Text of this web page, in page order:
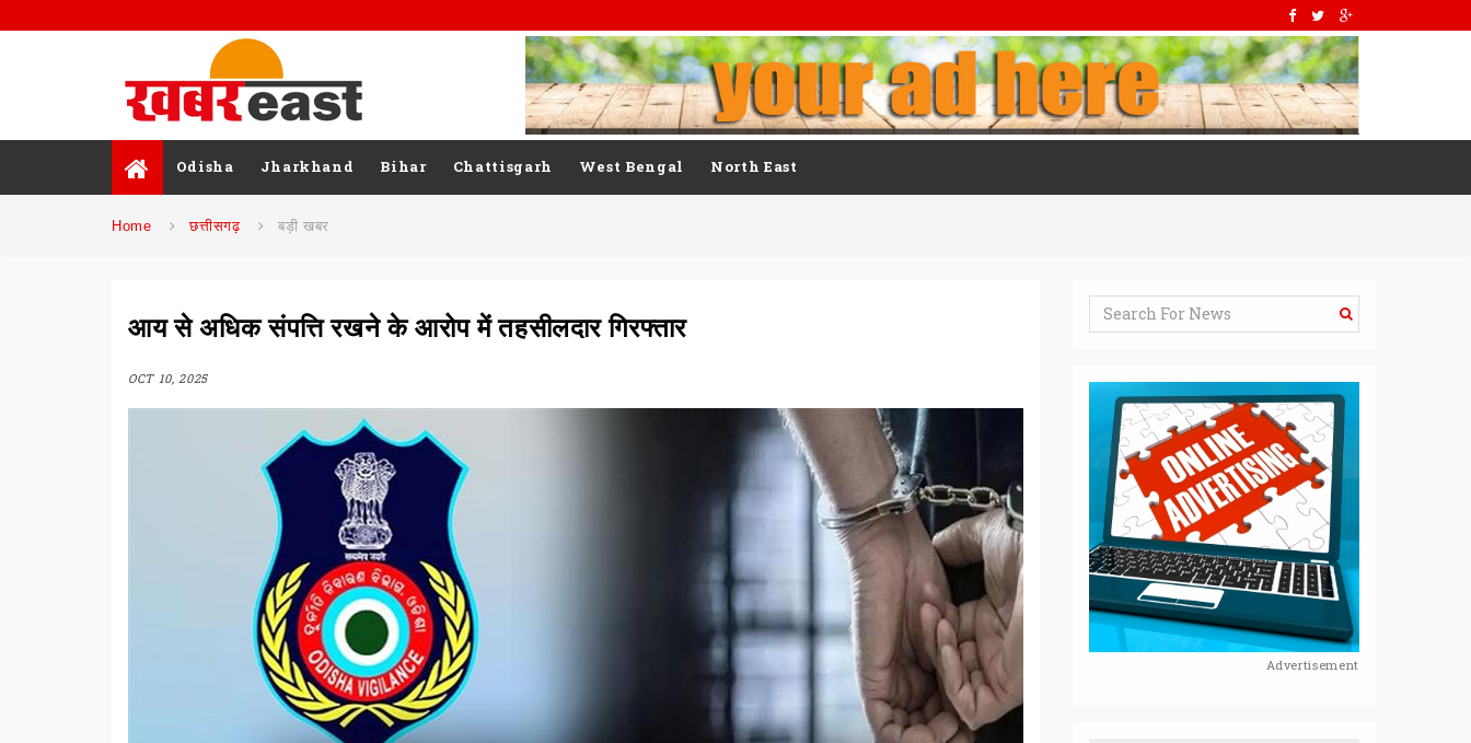
Odisha Jharkhand Bihar Chattisgarh West Bengal North East
Home छत्तीसगढ़ बड़ी खबर
आय से अधिक संपत्ति रखने के आरोप में तहसीलदार गिरफ्तार
OCT 10, 2025
Advertisement